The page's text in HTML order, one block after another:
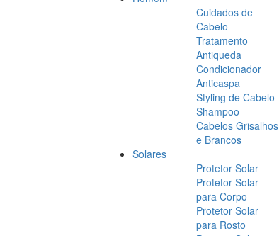
Cuidados de
Cabelo
Tratamento
Antiqueda
Condicionador
Anticaspa
Styling de Cabelo
Shampoo
Cabelos Grisalhos
e Brancos
Solares
Protetor Solar
Protetor Solar
para Corpo
Protetor Solar
para Rosto